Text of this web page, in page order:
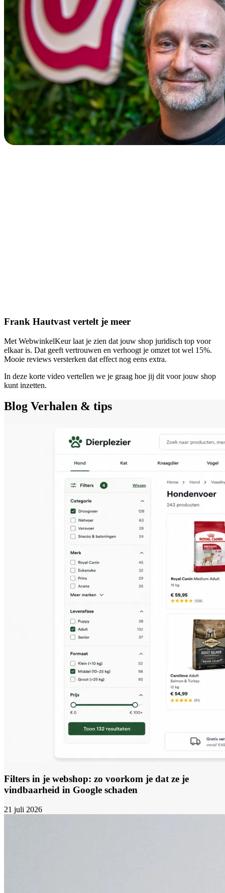
Frank Hautvast vertelt je meer
Met WebwinkelKeur laat je zien dat jouw shop juridisch top voor
elkaar is. Dat geeft vertrouwen en verhoogt je omzet tot wel 15%.
Mooie reviews versterken dat effect nog eens extra.
In deze korte video vertellen we je graag hoe jij dit voor jouw shop
kunt inzetten.
Blog Verhalen & tips
Filters in je webshop: zo voorkom je dat ze je
vindbaarheid in Google schaden
21 juli 2026